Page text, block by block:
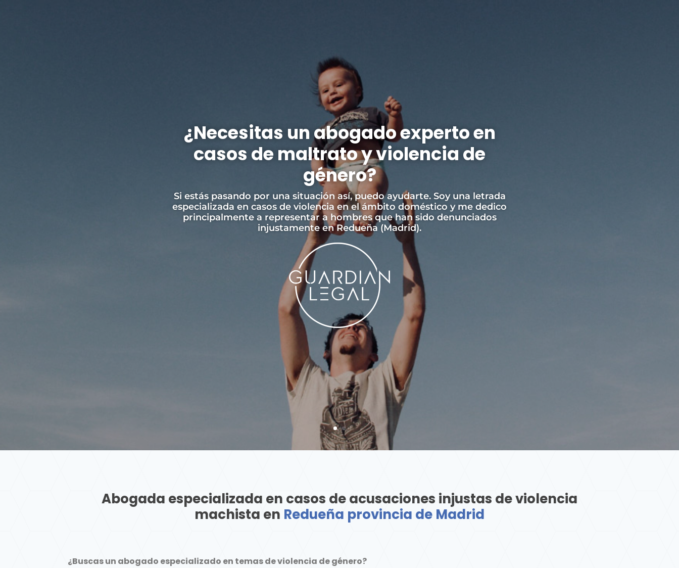
¿Necesitas un abogado experto en
casos de maltrato y violencia de
género?
Si estás pasando por una situación así, puedo ayudarte. Soy una letrada
especializada en casos de violencia en el ámbito doméstico y me dedico
principalmente a representar a hombres que han sido denunciados
injustamente en Redueña (Madrid).
Jurista especializada en casos de
denuncias injustificadas de malos
tratos en Redueña (Madrid)
La violencia de género es un problema grave que afecta a ambos sexos.
Abogada especializada en casos de acusaciones injustas de violencia
machista en Redueña provincia de Madrid
¿Buscas un abogado especializado en temas de violencia de género?